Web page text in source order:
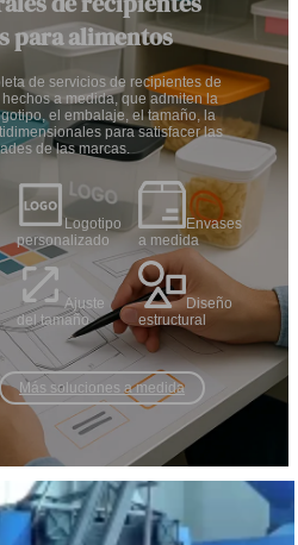
para alimentos
de servicios de recipientes de
a medida, que admiten la
el embalaje, el tamaño, la
para satisfacer las
de las marcas.
Logotipo
personalizado
Envases
a medida
Ajuste
del tamaño
Diseño
estructural
Más soluciones a medida